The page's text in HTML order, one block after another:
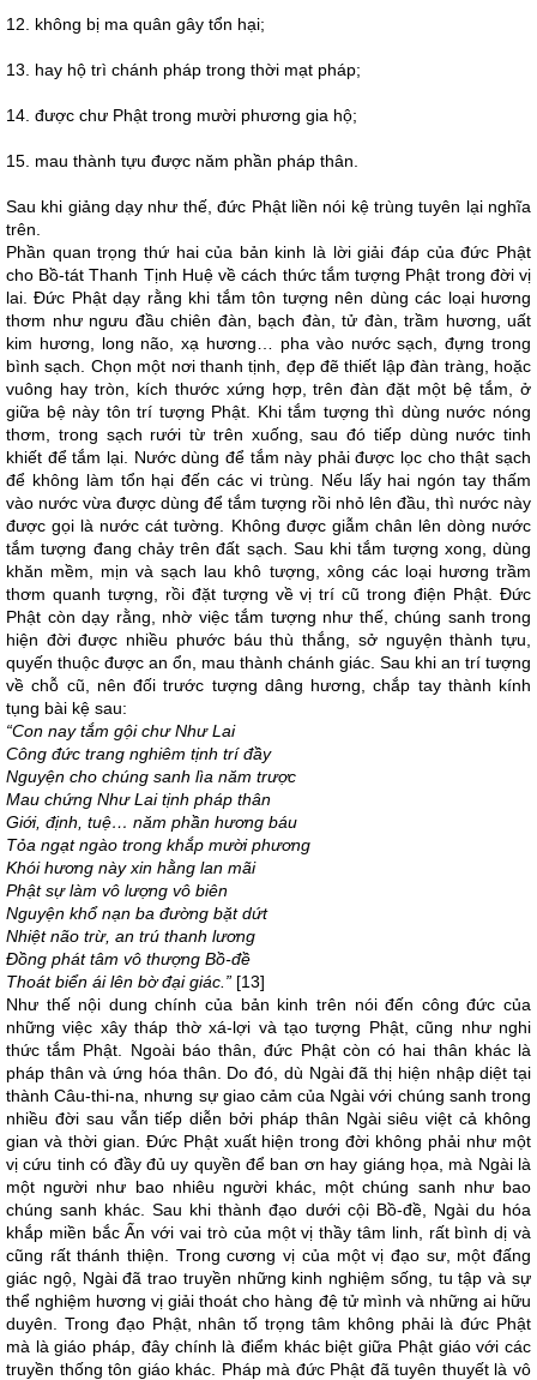
12. không bị ma quân gây tổn hại;
13. hay hộ trì chánh pháp trong thời mạt pháp;
14. được chư Phật trong mười phương gia hộ;
15. mau thành tựu được năm phần pháp thân.
Sau khi giảng dạy như thế, đức Phật liền nói kệ trùng tuyên lại nghĩa
trên.
Phần quan trọng thứ hai của bản kinh là lời giải đáp của đức Phật
cho Bồ-tát Thanh Tịnh Huệ về cách thức tắm tượng Phật trong đời vị
lai. Đức Phật dạy rằng khi tắm tôn tượng nên dùng các loại hương
thơm như ngưu đầu chiên đàn, bạch đàn, tử đàn, trầm hương, uất
kim hương, long não, xạ hương… pha vào nước sạch, đựng trong
bình sạch. Chọn một nơi thanh tịnh, đẹp đẽ thiết lập đàn tràng, hoặc
vuông hay tròn, kích thước xứng hợp, trên đàn đặt một bệ tắm, ở
giữa bệ này tôn trí tượng Phật. Khi tắm tượng thì dùng nước nóng
thơm, trong sạch rưới từ trên xuống, sau đó tiếp dùng nước tinh
khiết để tắm lại. Nước dùng để tắm này phải được lọc cho thật sạch
để không làm tổn hại đến các vi trùng. Nếu lấy hai ngón tay thấm
vào nước vừa được dùng để tắm tượng rồi nhỏ lên đầu, thì nước này
được gọi là nước cát tường. Không được giẫm chân lên dòng nước
tắm tượng đang chảy trên đất sạch. Sau khi tắm tượng xong, dùng
khăn mềm, mịn và sạch lau khô tượng, xông các loại hương trầm
thơm quanh tượng, rồi đặt tượng về vị trí cũ trong điện Phật. Đức
Phật còn dạy rằng, nhờ việc tắm tượng như thế, chúng sanh trong
hiện đời được nhiều phước báu thù thắng, sở nguyện thành tựu,
quyến thuộc được an ổn, mau thành chánh giác. Sau khi an trí tượng
về chỗ cũ, nên đối trước tượng dâng hương, chắp tay thành kính
tụng bài kệ sau:
“Con nay tắm gội chư Như Lai
Công đức trang nghiêm tịnh trí đầy
Nguyện cho chúng sanh lìa năm trược
Mau chứng Như Lai tịnh pháp thân
Giới, định, tuệ… năm phần hương báu
Tỏa ngạt ngào trong khắp mười phương
Khói hương này xin hằng lan mãi
Phật sự làm vô lượng vô biên
Nguyện khổ nạn ba đường bặt dứt
Nhiệt não trừ, an trú thanh lương
Đồng phát tâm vô thượng Bồ-đề
Thoát biển ái lên bờ đại giác.” [13]
Như thế nội dung chính của bản kinh trên nói đến công đức của
những việc xây tháp thờ xá-lợi và tạo tượng Phật, cũng như nghi
thức tắm Phật. Ngoài báo thân, đức Phật còn có hai thân khác là
pháp thân và ứng hóa thân. Do đó, dù Ngài đã thị hiện nhập diệt tại
thành Câu-thi-na, nhưng sự giao cảm của Ngài với chúng sanh trong
nhiều đời sau vẫn tiếp diễn bởi pháp thân Ngài siêu việt cả không
gian và thời gian. Đức Phật xuất hiện trong đời không phải như một
vị cứu tinh có đầy đủ uy quyền để ban ơn hay giáng họa, mà Ngài là
một người như bao nhiêu người khác, một chúng sanh như bao
chúng sanh khác. Sau khi thành đạo dưới cội Bồ-đề, Ngài du hóa
khắp miền bắc Ấn với vai trò của một vị thầy tâm linh, rất bình dị và
cũng rất thánh thiện. Trong cương vị của một vị đạo sư, một đấng
giác ngộ, Ngài đã trao truyền những kinh nghiệm sống, tu tập và sự
thể nghiệm hương vị giải thoát cho hàng đệ tử mình và những ai hữu
duyên. Trong đạo Phật, nhân tố trọng tâm không phải là đức Phật
mà là giáo pháp, đây chính là điểm khác biệt giữa Phật giáo với các
truyền thống tôn giáo khác. Pháp mà đức Phật đã tuyên thuyết là vô